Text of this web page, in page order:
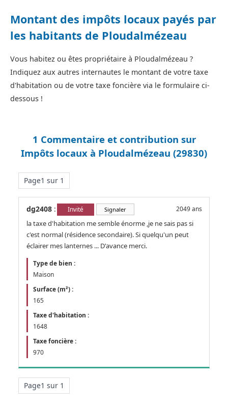
Montant des impôts locaux payés par
les habitants de Ploudalmézeau
Vous habitez ou êtes propriétaire à Ploudalmézeau ?
Indiquez aux autres internautes le montant de votre taxe
d'habitation ou de votre taxe foncière via le formulaire ci-
dessous !
1 Commentaire et contribution sur
Impôts locaux à Ploudalmézeau (29830)
Page1 sur 1
dg2408 : Invité Signaler 2049 ans
la taxe d'habitation me semble énorme ,je ne sais pas si
c'est normal (résidence secondaire). Si quelqu'un peut
éclairer mes lanternes ... D'avance merci.
Type de bien :
Maison
Surface (m²) :
165
Taxe d'habitation :
1648
Taxe foncière :
970
Page1 sur 1